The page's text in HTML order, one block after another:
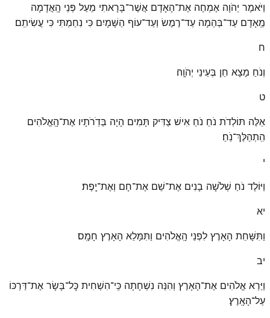
וַיֹּאמֶר יְהֹוָה אֶמְחֶה אֶת־הָאָדָם אֲשֶׁר־בָּרָאתִי מֵעַל פְּנֵי הָֽאֲדָמָה
מֵֽאָדָם עַד־בְּהֵמָה עַד־רֶמֶשׂ וְעַד־עוֹף הַשָּׁמָיִם כִּי נִחַמְתִּי כִּי עֲשִׂיתִֽם׃
ח
וְנֹחַ מָצָא חֵן בְּעֵינֵי יְהֹוָֽה׃
ט
אֵלֶּה תּוֹלְדֹת נֹחַ נֹחַ אִישׁ צַדִּיק תָּמִים הָיָה בְּדֹֽרֹתָיו אֶת־הָֽאֱלֹהִים
הִֽתְהַלֶּךְ־נֹֽחַ׃
י
וַיּוֹלֶד נֹחַ שְׁלֹשָׁה בָנִים אֶת־שֵׁם אֶת־חָם וְאֶת־יָֽפֶת׃
יא
וַתִּשָּׁחֵת הָאָרֶץ לִפְנֵי הָֽאֱלֹהִים וַתִּמָּלֵא הָאָרֶץ חָמָֽס׃
יב
וַיַּרְא אֱלֹהִים אֶת־הָאָרֶץ וְהִנֵּה נִשְׁחָתָה כִּֽי־הִשְׁחִית כׇּל־בָּשָׂר אֶת־דַּרְכּוֹ
עַל־הָאָֽרֶץ׃